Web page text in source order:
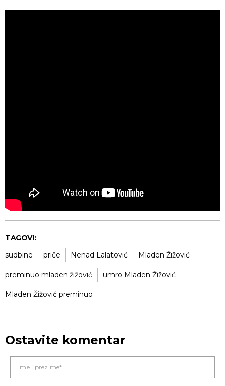
TAGOVI:
sudbine
priče Nenad Lalatović Mladen Žižović
preminuo mladen žižović umro Mladen Žižović
Mladen Žižović preminuo
Ostavite komentar